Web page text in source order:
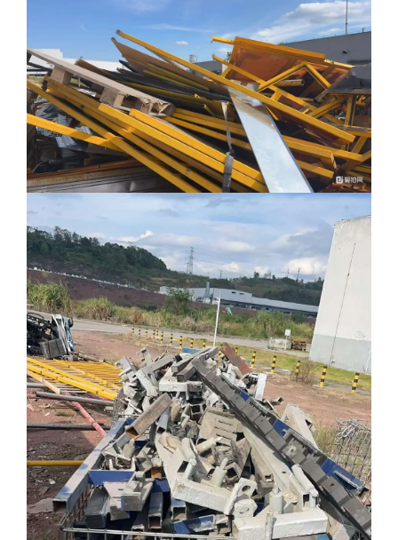
特殊约定：
1、 经河北中废通拍卖有限公司主持竞价成交后（特殊情
形下采用最高价审批招标竞价模式中，经委托方核实确认成交
后），买受人未按照《竞买公告》《竞买须知》“招商告知说
明”等本次竞价要求，或者未按照其与委托方的约定履行相关义
务的，买受人应按照标的物预处置数量等所对应佣金的收费标
准，向河北中废通拍卖有限公司支付服务佣金。
2、 河北中废通拍卖有限公司通过函件催收服务佣金的，
买受人自收到或者视为收到函件后3日内将服务佣金转入指定账
户，逾期支付视为买受人借款，以未付服务佣金为基数，按照
一年期LPR（贷款市场报价利率）的4倍计付利息；通过诉讼方
式主张服务佣金的，自法院受案日开始，以服务佣金为基数，
按照一年期LPR（贷款市场报价利率）的4倍计付利息，且由此
产生的包含但不限于诉讼费、保全费、鉴定费、差旅费、律师
费等一切为主张权利所产生的费用，均由买受人承担。
六、严禁以任何手段谋取非法利益。在拉货过程中，严禁
在计量器具上安装控制元件、遥控计量器具，严禁以其他一切
手段窃取委托方的财产。一经发现，河北中废通拍卖有限公司
或委托方有权将买受人所缴纳的保证金、预付款予以扣除，并
可在弥补损失完毕的基础上，要求其承担不低于五万元的违约